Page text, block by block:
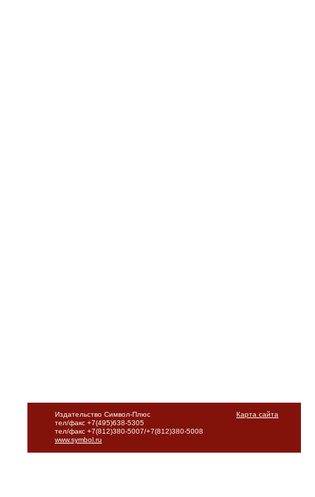
Карта сайта
Издательство Символ-Плюс
тел/факс +7(495)638-5305
тел/факс +7(812)380-5007/+7(812)380-5008
www.symbol.ru